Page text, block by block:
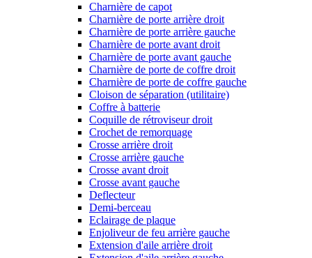
Charnière de capot
Charnière de porte arrière droit
Charnière de porte arrière gauche
Charnière de porte avant droit
Charnière de porte avant gauche
Charnière de porte de coffre droit
Charnière de porte de coffre gauche
Cloison de séparation (utilitaire)
Coffre à batterie
Coquille de rétroviseur droit
Crochet de remorquage
Crosse arrière droit
Crosse arrière gauche
Crosse avant droit
Crosse avant gauche
Deflecteur
Demi-berceau
Eclairage de plaque
Enjoliveur de feu arrière gauche
Extension d'aile arrière droit